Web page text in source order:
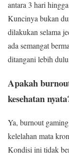
antara 3 hari
Kuncinya bukan
dilakukan selama
ada semangat
ditangani lebih
Apakah
kesehatan
Ya, burnout
kelelahan mata
Kondisi ini tidak